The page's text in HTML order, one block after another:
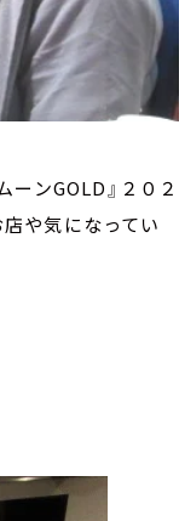
ンGOLD』２０２
店や気になってい